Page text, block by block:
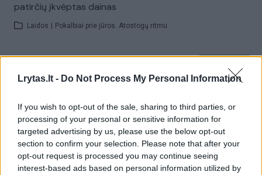
Lrytas.lt - Do Not Process My Personal Information
If you wish to opt-out of the sale, sharing to third parties, or
processing of your personal or sensitive information for
targeted advertising by us, please use the below opt-out
section to confirm your selection. Please note that after your
opt-out request is processed you may continue seeing
interest-based ads based on personal information utilized by
patirčių įkvėptas dainas
Laidos Pokalbiai prie jūros. Atostogų ritmu
pastebėti virš karinės bazės
Visi įrašai